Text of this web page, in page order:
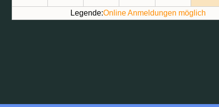
Legende:Online Anmeldungen möglich